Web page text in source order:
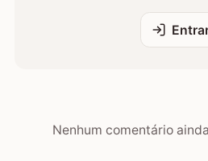
Nenhum comentário